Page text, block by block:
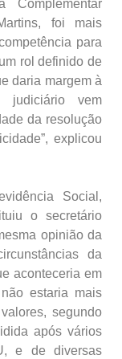
Complementar
foi mais
para
rol definido de
daria margem à
judiciário vem
da resolução
explicou
Social,
o secretário
opinião da
da
aconteceria em
estaria mais
segundo
após vários
e de diversas